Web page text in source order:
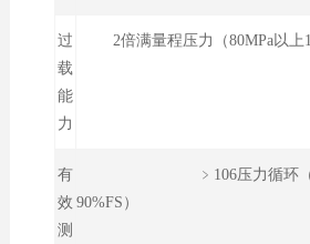
过
载
能
力
2倍满量程压力（80MPa以上
有
效
测
﹥106压力循环